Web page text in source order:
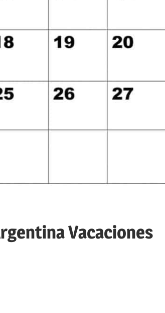
Vacaciones